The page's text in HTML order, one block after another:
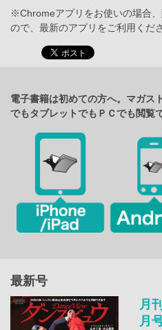
※Chromeアプリをお使いの場合
ので、最新のアプリをご利用くださ
電子書籍は初めての方へ。マガス
でもタブレットでもＰＣでも閲覧
最新号
月
月